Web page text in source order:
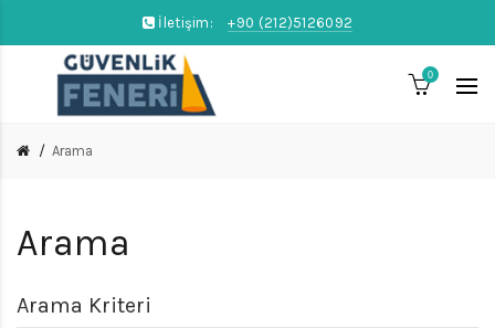
İletişim: +90 (212)5126092
0
Arama
Arama
Arama Kriteri